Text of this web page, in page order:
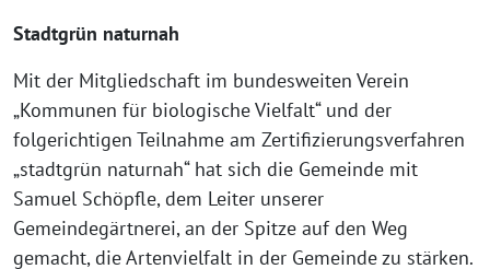
Stadtgrün naturnah
Mit der Mitgliedschaft im bundesweiten Verein
„Kommunen für biologische Vielfalt“ und der
folgerichtigen Teilnahme am Zertifizierungsverfahren
„stadtgrün naturnah“ hat sich die Gemeinde mit
Samuel Schöpfle, dem Leiter unserer
Gemeindegärtnerei, an der Spitze auf den Weg
gemacht, die Artenvielfalt in der Gemeinde zu stärken.